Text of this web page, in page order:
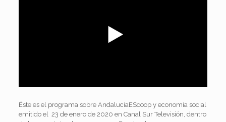
Éste es el programa sobre AndalucíaEScoop y economía social
emitido el 23 de enero de 2020 en Canal Sur Televisión, dentro